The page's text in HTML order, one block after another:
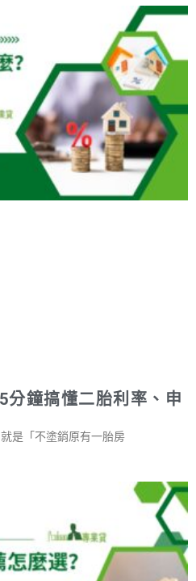
分鐘搞懂二胎利率、申
是「不塗銷原有一胎房